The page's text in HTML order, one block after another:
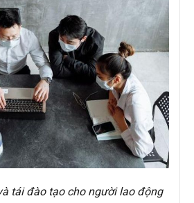
tái đào tạo cho người lao động